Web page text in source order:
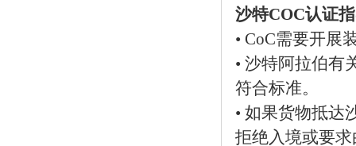
沙特COC认证
• CoC需要开展
• 沙特阿拉伯有
符合标准。
• 如果货物抵达
拒绝入境或要